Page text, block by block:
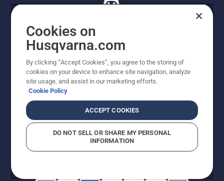
viste priser er vejledende udsalgspriser. Der tages
forbehold for stave- og trykfejl samt prisændringer. Vi
stræber efter at have så nøjagtige oplysningerne på
dette websted som muligt. Alle anførte priser er
vejledende udsalgspriser (inkl. moms), medmindre
Bekendtgørelse vedr. beskyttelse af personlige oplysninger
Rapporter formodede overtrædelser
Cookies on
Husqvarna.com
By clicking “Accept Cookies”, you agree to the storing of
cookies on your device to enhance site navigation, analyze
site usage, and assist in our marketing efforts.
Cookie Policy
ACCEPT COOKIES
DO NOT SELL OR SHARE MY PERSONAL
INFORMATION